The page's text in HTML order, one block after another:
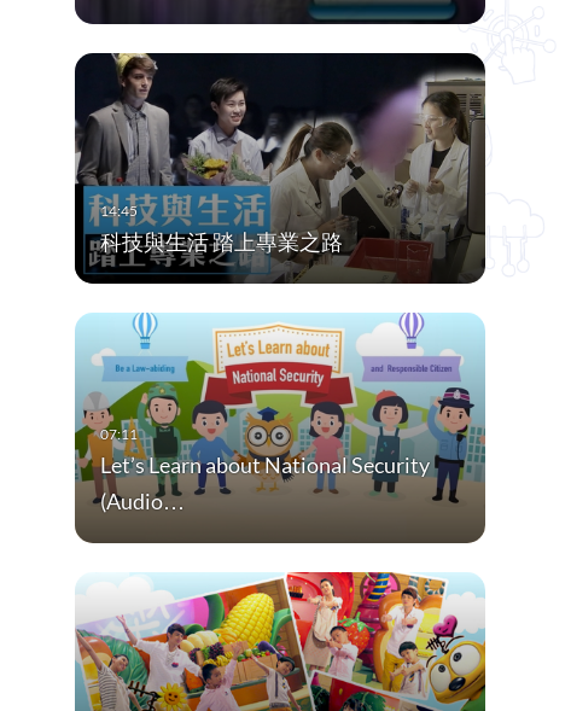
科技與生活 踏上專業之路
Let’s Learn about National Security
(Audio…